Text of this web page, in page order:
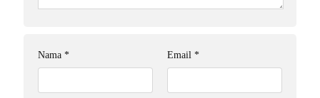
Nama * Email *